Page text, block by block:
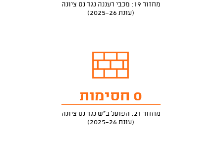
מחזור 19: מכבי רעננה נגד נס ציונה
(עונת 2025-26)
0 חסימות
מחזור 21: הפועל ב"ש נגד נס ציונה
(עונת 2025-26)